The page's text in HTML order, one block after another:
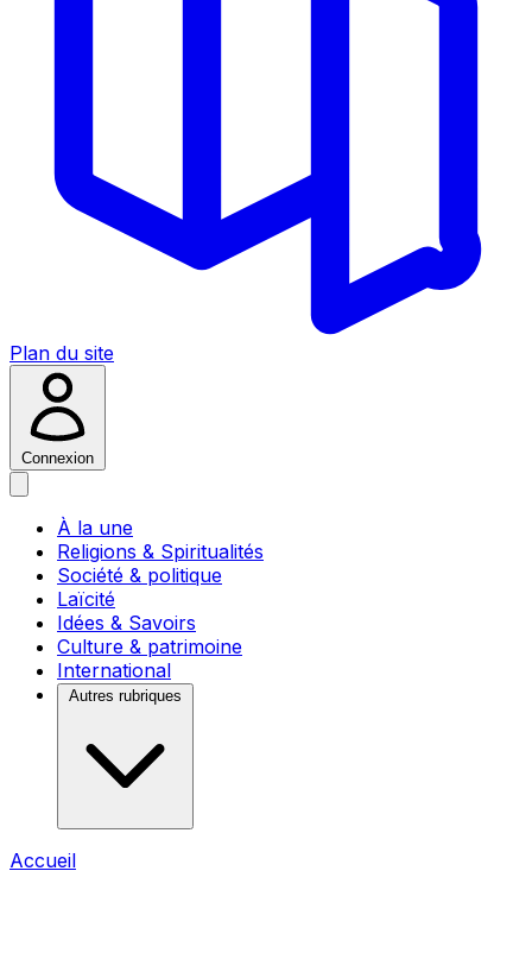
Plan du site
Connexion
À la une
Religions & Spiritualités
Société & politique
Laïcité
Idées & Savoirs
Culture & patrimoine
International
Autres rubriques
Accueil